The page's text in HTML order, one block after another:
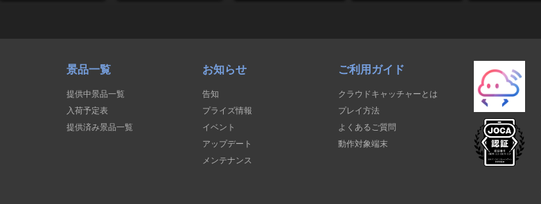
景品一覧
提供中景品一覧
入荷予定表
提供済み景品一覧
お知らせ
告知
プライズ情報
イベント
アップデート
メンテナンス
ご利用ガイド
クラウドキャッチャーとは
プレイ方法
よくあるご質問
動作対象端末